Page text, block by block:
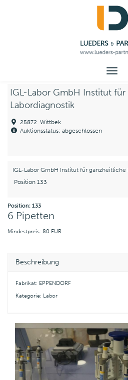
Toggle
IGL-Labor GmbH Institut
Labordiagnostik
25872 Wittbek
Auktionsstatus: abgeschlossen
IGL-Labor GmbH Institut für ganzheitliche
Position 133
Position: 133
6 Pipetten
Mindestpreis: 80 EUR
Beschreibung
Fabrikat: EPPENDORF
Kategorie: Labor